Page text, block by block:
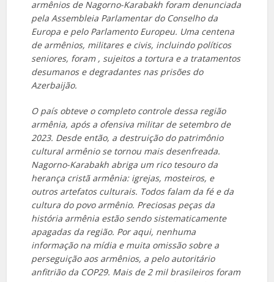
armênios de Nagorno-Karabakh foram denunciada
pela Assembleia Parlamentar do Conselho da
Europa e pelo Parlamento Europeu. Uma centena
de armênios, militares e civis, incluindo políticos
seniores, foram , sujeitos a tortura e a tratamentos
desumanos e degradantes nas prisões do
Azerbaijão.
O país obteve o completo controle dessa região
armênia, após a ofensiva militar de setembro de
2023. Desde então, a destruição do patrimônio
cultural armênio se tornou mais desenfreada.
Nagorno-Karabakh abriga um rico tesouro da
herança cristã armênia: igrejas, mosteiros, e
outros artefatos culturais. Todos falam da fé e da
cultura do povo armênio. Preciosas peças da
história armênia estão sendo sistematicamente
apagadas da região. Por aqui, nenhuma
informação na mídia e muita omissão sobre a
perseguição aos armênios, a pelo autoritário
anfitrião da COP29. Mais de 2 mil brasileiros foram